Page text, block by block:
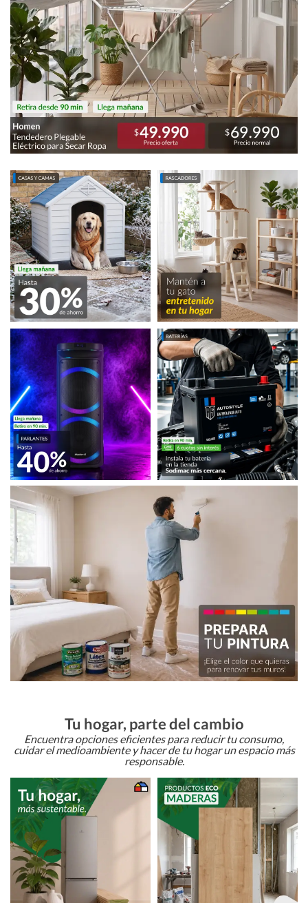
Tu hogar, parte del cambio
Encuentra opciones eficientes para reducir tu consumo,
cuidar el medioambiente y hacer de tu hogar un espacio más
responsable.